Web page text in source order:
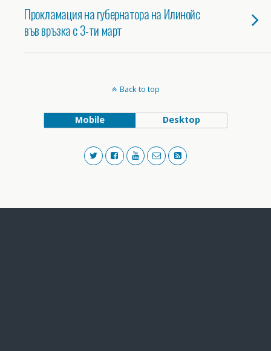
Прокламация на губернатора на Илинойс
във връзка с 3-ти март
Back to top
Mobile Desktop